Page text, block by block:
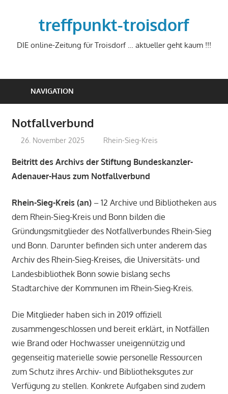
treffpunkt-troisdorf
DIE online-Zeitung für Troisdorf … aktueller geht kaum !!!
NAVIGATION
Notfallverbund
26. November 2025 treffpunkt
Rhein-Sieg-Kreis
Beitritt des Archivs der Stiftung Bundeskanzler-
Adenauer-Haus zum Notfallverbund
Rhein-Sieg-Kreis (an)– 12 Archive und Bibliotheken aus
dem Rhein-Sieg-Kreis und Bonn bilden die
Gründungsmitglieder des Notfallverbundes Rhein-Sieg
und Bonn. Darunter befinden sich unter anderem das
Archiv des Rhein-Sieg-Kreises, die Universitäts- und
Landesbibliothek Bonn sowie bislang sechs
Stadtarchive der Kommunen im Rhein-Sieg-Kreis.
Die Mitglieder haben sich in 2019 offiziell
zusammengeschlossen und bereit erklärt, in Notfällen
wie Brand oder Hochwasser uneigennützig und
gegenseitig materielle sowie personelle Ressourcen
zum Schutz ihres Archiv- und Bibliotheksgutes zur
Verfügung zu stellen. Konkrete Aufgaben sind zudem